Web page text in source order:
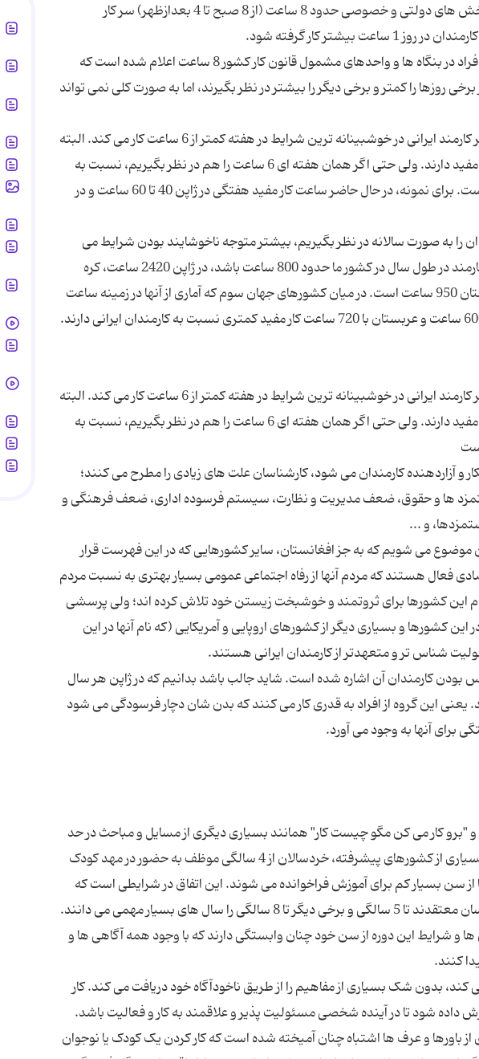
حالی است که در حال حاضر بیشتر کارمندان در بخش های دولتی و خصوصی حدود 8 ساعت (از 8 صبح تا 4 بعدازظهر) سر کار
در ماده 51 قانون کار میزان مجاز ساعت کار روزانه افراد در بنگاه ها و واحدهای مشمول قانون کار کشور 8 ساعت اعلام شده است که
برخی روزها را کمتر و برخی دیگر را بیشتر در نظر بگیرند، اما به صورت کلی نمی تواند
با یک حساب سرانگشتی مشخص می شود که هر کارمند ایرانی در خوشبینانه ترین شرایط در هفته کمتر از 6 ساعت کار می کند. البته
برخی آمارها حکایت از هفته ای حدود 3 ساعت کار مفید دارند. ولی حتی اگر همان هفته ای 6 ساعت را هم در نظر بگیریم، نسبت به
سایر کشورهای جهان ساعت مفید بسیار اندکی است. برای نمونه، در حال حاضر ساعت کار مفید هفتگی در ژاپن 40 تا 60 ساعت و در
را به صورت سالانه در نظر بگیریم، بیشتر متوجه ناخوشایند بودن شرایط می
شویم. به این ترتیب که اگر ساعت کار مفید یک کارمند در طول سال در کشور ما حدود 800 ساعت باشد، در ژاپن 2420 ساعت، کره
جنوبی 1900 ساعت، آلمان 1700 ساعت، افغانستان 950 ساعت است. در میان کشورهای جهان سوم که آماری از آنها در زمینه ساعت
با یک حساب سرانگشتی مشخص می شود که هر کارمند ایرانی در خوشبینانه ترین شرایط در هفته کمتر از 6 ساعت کار می کند. البته
برخی آمارها حکایت از هفته ای حدود 3 ساعت کار مفید دارند. ولی حتی اگر همان هفته ای 6 ساعت را هم در نظر بگیریم، نسبت به
آزاردهنده کارمندان می شود، کارشناسان علت های زیادی را مطرح می کنند؛
ها و حقوق، ضعف مدیریت و نظارت، سیستم فرسوده اداری، ضعف فرهنگی و
موضوع می شویم که به جز افغانستان، سایر کشورهایی که در این فهرست قرار
فعال هستند که مردم آنها از رفاه اجتماعی عمومی بسیار بهتری به نسبت مردم
این کشورها برای ثروتمند و خوشبخت زیستن خود تلاش کرده اند؛ ولی پرسشی
کشورها و بسیاری دیگر از کشورهای اروپایی و آمریکایی (که نام آنها در این
بودن کارمندان آن اشاره شده است. شاید جالب باشد بدانیم که در ژاپن هر سال
این گروه از افراد به قدری کار می کنند که بدن شان دچار فرسودگی می شود
"برو کار می کن مگو چیست کار" همانند بسیاری دیگری از مسایل و مباحث در حد
حرف و شعار دادن های روزمره باقی می ماند .در بسیاری از کشورهای پیشرفته، خردسالان از 4 سالگی موظف به حضور در مهد کودک
سن بسیار کم برای آموزش فراخوانده می شوند. این اتفاق در شرایطی است که
بسیاری از صاحب نظران عرصه تربیت و روانشناسان معتقدند تا 5 سالگی و برخی دیگر تا 8 سالگی را سال های بسیار مهمی می دانند.
ها و شرایط این دوره از سن خود چنان وابستگی دارند که با وجود همه آگاهی ها و
را آغاز می کند، بدون شک بسیاری از مفاهیم را از طریق ناخودآگاه خود دریافت می کند. کار
داده شود تا در آینده شخصی مسئولیت پذیر و علاقمند به کار و فعالیت باشد.
از باورها و عرف ها اشتباه چنان آمیخته شده است که کار کردن یک کودک یا نوجوان